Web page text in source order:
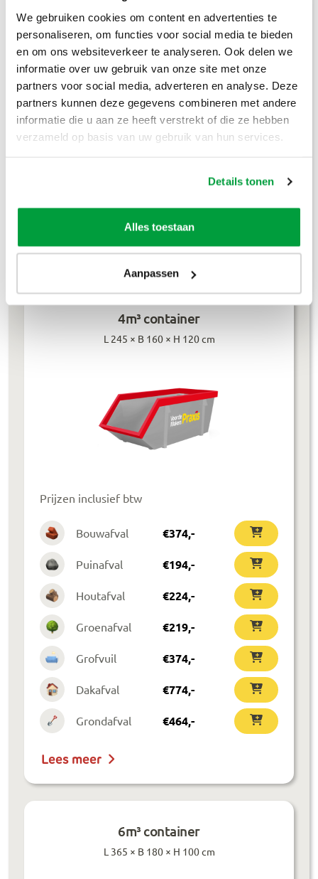
We gebruiken cookies om content en advertenties te
personaliseren, om functies voor social media te bieden
en om ons websiteverkeer te analyseren. Ook delen we
informatie over uw gebruik van onze site met onze
partners voor social media, adverteren en analyse. Deze
partners kunnen deze gegevens combineren met andere
informatie die u aan ze heeft verstrekt of die ze hebben
verzameld op basis van uw gebruik van hun services.
Details tonen
Alles toestaan
Aanpassen
Bouwafval €304 ,-
Puinafval €179,-
Houtafval €199,-
Groenafval 194
Grofvuil €304,-
Grondafval €364,-
Lees meer
4m³ container
L 245 × B 160 × H 120 cm
Prijzen inclusief btw
Bouwafval €374,-
Puinafval €194,-
Houtafval €224,-
Groenafval €219,-
Grofvuil €374,-
Dakafval €774,-
Grondafval €464,-
Lees meer
6m³ container
L 365 × B 180 × H 100 cm